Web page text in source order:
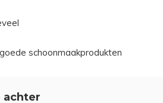
schoonmaakprodukten
achter